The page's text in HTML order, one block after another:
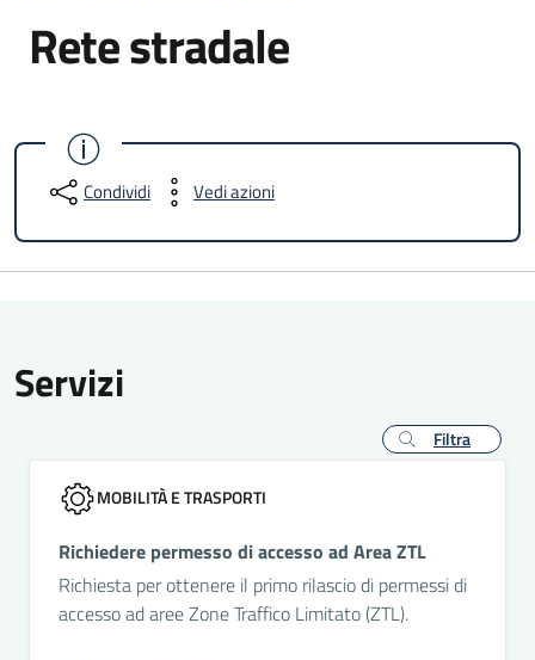
Rete stradale
Condividi Vedi azioni
Servizi
Filtra
MOBILITÀ E TRASPORTI
Richiedere permesso di accesso ad Area ZTL
Richiesta per ottenere il primo rilascio di permessi di
accesso ad aree Zone Traffico Limitato (ZTL).